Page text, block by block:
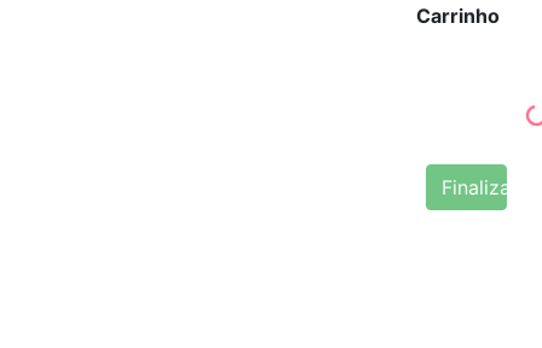
Carrinho
Finalizar